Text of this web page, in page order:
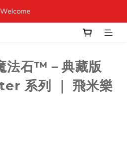
Welcome
法石™－典藏版
系列 ｜ 飛米樂